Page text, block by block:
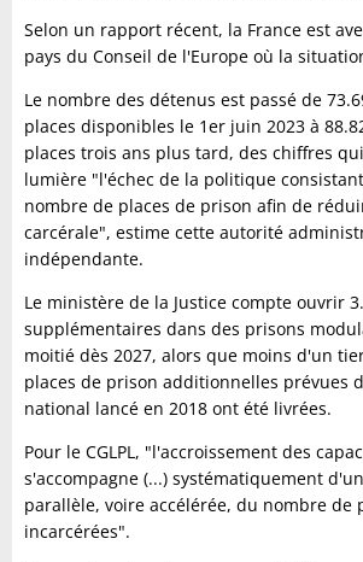
Selon un rapport récent, la France est
pays du Conseil de l'Europe où la
Le nombre des détenus est passé de
places disponibles le 1er juin 2023 à
places trois ans plus tard, des chiffres
lumière "l'échec de la politique
nombre de places de prison afin de
carcérale", estime cette autorité
indépendante.
Le ministère de la Justice compte ouvrir
supplémentaires dans des prisons
moitié dès 2027, alors que moins d'un
places de prison additionnelles prévues
national lancé en 2018 ont été livrées.
Pour le CGLPL, "l'accroissement des
s'accompagne (...) systématiquement
parallèle, voire accélérée, du nombre de
incarcérées".